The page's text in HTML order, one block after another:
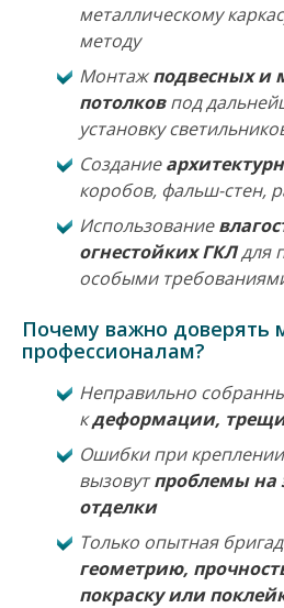
металлическому
методу
Монтажподвесных и
потолковпод
установку
Создание
коробов, фальш-стен,
Использование
огнестойких ГКЛдля
особыми
Почему важно доверять
профессионалам?
Неправильно
кдеформации,
Ошибки при
вызовутпроблемы
отделки
Только опытная
геометрию,
покраску или